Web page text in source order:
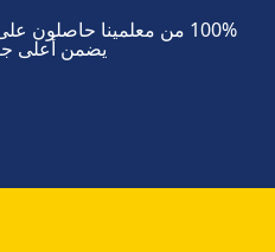
100% من معلمينا حاصلون
يضمن أعلى